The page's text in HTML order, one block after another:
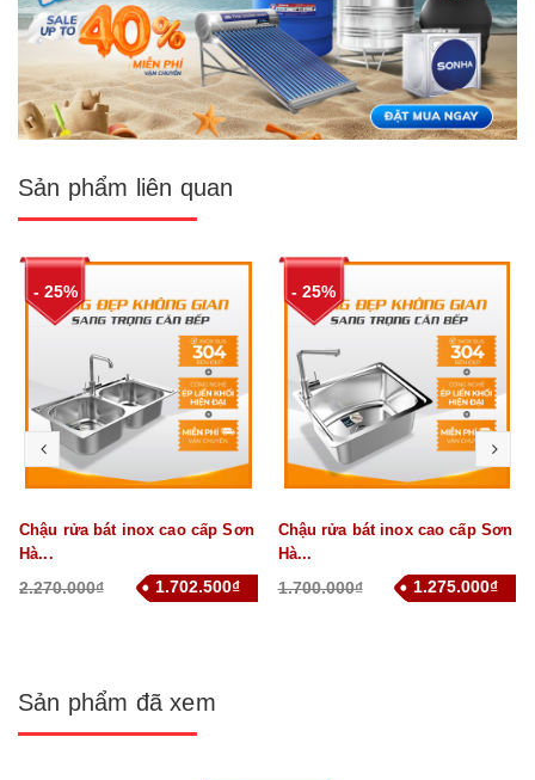
Sản phẩm liên quan
- 25%
Chậu rửa bát inox cao cấp Sơn
Hà...
2.270.000₫ 1.702.500₫
- 25%
Chậu rửa bát inox cao cấp Sơn
Hà...
1.700.000₫ 1.275.000₫
prev
Sản phẩm đã xem